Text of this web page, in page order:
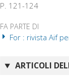
P. 121-124
FA PARTE DI
For : rivista Aif
ARTICOLI